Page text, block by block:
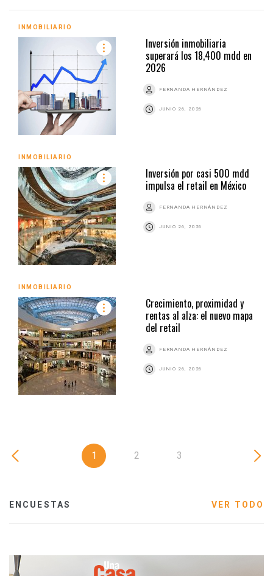
INMOBILIARIO
Inversión inmobiliaria
superará los 18,400 mdd en
2026
FERNANDA HERNÁNDEZ
JUNIO 26, 2026
INMOBILIARIO
Inversión por casi 500 mdd
impulsa el retail en México
FERNANDA HERNÁNDEZ
JUNIO 26, 2026
INMOBILIARIO
Crecimiento, proximidad y
rentas al alza: el nuevo mapa
del retail
FERNANDA HERNÁNDEZ
JUNIO 26, 2026
1 2 3
ENCUESTAS VER TODO